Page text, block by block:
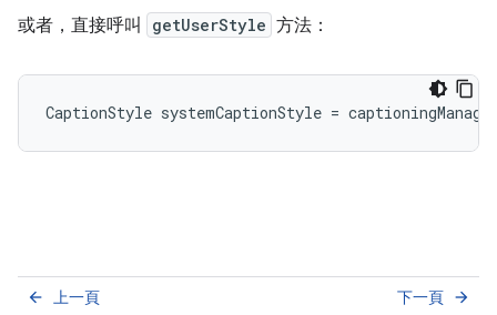
或者，直接呼叫 getUserStyle 方法：
CaptionStyle systemCaptionStyle =
上一頁
arrow_back 下一頁 arrow_forward